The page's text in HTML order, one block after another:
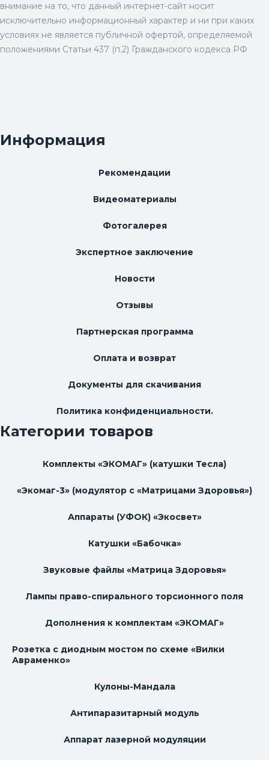
внимание на то, что данный интернет-сайт носит
исключительно информационный характер и ни при каких
условиях не является публичной офертой, определяемой
положениями Статьи 437 (п.2) Гражданского кодекса РФ
Информация
Рекомендации
Видеоматериалы
Фотогалерея
Экспертное заключение
Новости
Отзывы
Партнерская программа
Оплата и возврат
Документы для скачивания
Политика конфиденциальности.
Категории товаров
Комплекты «ЭКОМАГ» (катушки Тесла)
«Экомаг-3» (модулятор с «Матрицами Здоровья»)
Аппараты (УФОК) «Экосвет»
Катушки «Бабочка»
Звуковые файлы «Матрица Здоровья»
Лампы право-спирального торсионного поля
Дополнения к комплектам «ЭКОМАГ»
Розетка с диодным мостом по схеме «Вилки
Авраменко»
Кулоны-Мандала
Антипаразитарный модуль
Аппарат лазерной модуляции